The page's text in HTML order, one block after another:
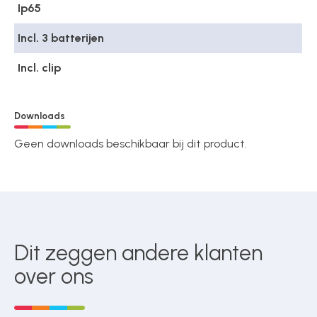
Ip65
Incl. 3 batterijen
Incl. clip
Downloads
Geen downloads beschikbaar bij dit product.
Dit zeggen andere klanten
over ons